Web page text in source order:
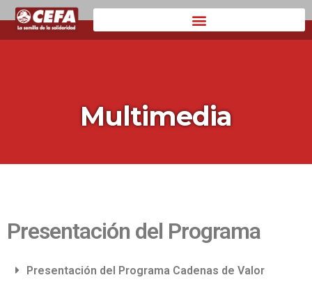
Multimedia
Presentación del Programa
Presentación del Programa Cadenas de Valor